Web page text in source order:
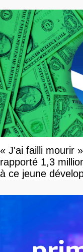
« J'ai failli mourir
rapporté 1,3
à ce jeune